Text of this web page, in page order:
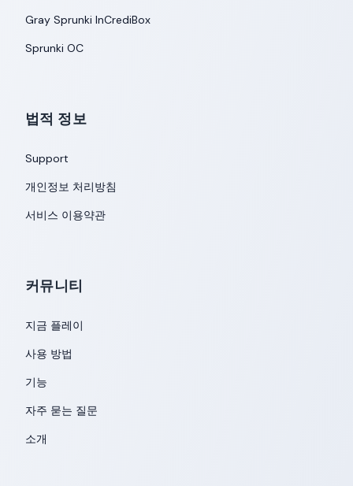
Gray Sprunki InCrediBox
Sprunki OC
법적 정보
Support
개인정보 처리방침
서비스 이용약관
커뮤니티
지금 플레이
사용 방법
기능
자주 묻는 질문
소개